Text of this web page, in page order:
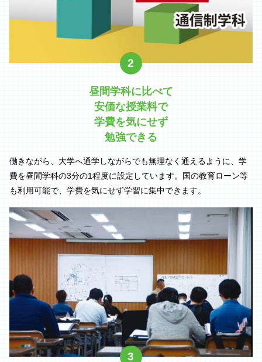
2
昼間学科に比べて
安価な授業料で
学費を気にせず
勉強できる
働きながら、大学へ通学しながらでも無理なく通えるように、学
費を昼間学科の3分の1程度に設定しています。国の教育ローン等
も利用可能で、学費を気にせず学習に集中できます。
3